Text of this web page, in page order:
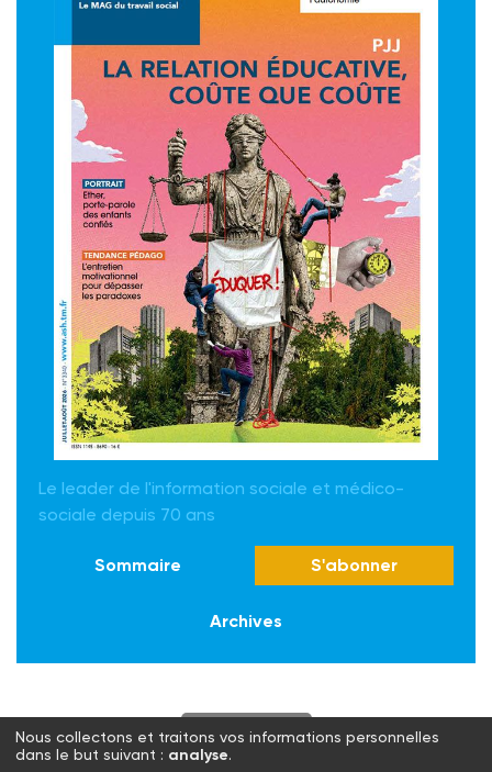
Le leader de l'information sociale et médico-
sociale depuis 70 ans
Sommaire S'abonner
Archives
S'abonner
Nous collectons et traitons vos informations personnelles
dans le but suivant : analyse.